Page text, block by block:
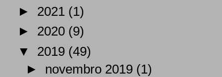
► 2021 (1)
► 2020 (9)
▼ 2019 (49)
► novembro 2019 (1)